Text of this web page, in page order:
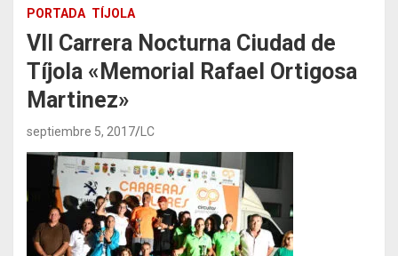
PORTADA TÍJOLA
VII Carrera Nocturna Ciudad de
Tíjola «Memorial Rafael Ortigosa
Martinez»
septiembre 5, 2017 LC